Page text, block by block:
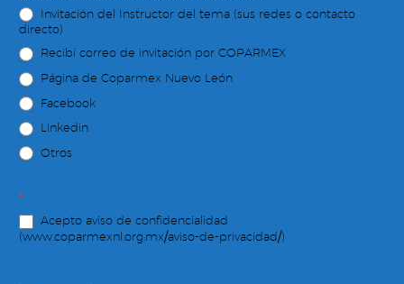
Invitación del Instructor del tema (sus redes o contacto
directo)
Recibí correo de invitación por COPARMEX
Página de Coparmex Nuevo León
Facebook
Linkedin
Otros
*
Acepto aviso de confidencialidad
(www.coparmexnl.org.mx/aviso-de-privacidad/)